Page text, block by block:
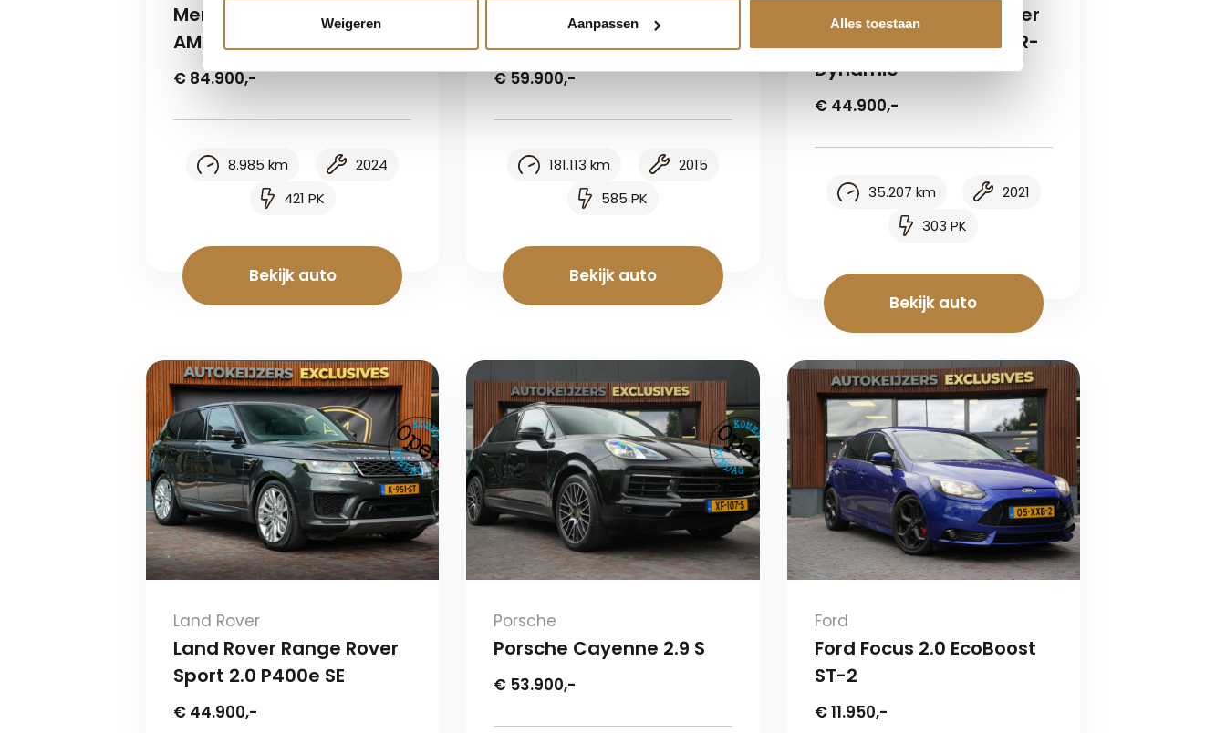
Weigeren Aanpassen Alles toestaan
Mercedes-Benz C-Klasse
AMG 43 4MATIC
€ 84.900,-
8.985 km
2024
421 PK
Bekijk auto
Mercedes-Benz S-Klasse
AMG 63 4Matic Lang
€ 59.900,-
181.113 km
2015
585 PK
Bekijk auto
Land Rover Range Rover
Evoque 2.0 P300 AWD R-
Dynamic
€ 44.900,-
35.207 km
2021
303 PK
Bekijk auto
Land Rover
Land Rover Range Rover
Sport 2.0 P400e SE
€ 44.900,-
Porsche
Porsche Cayenne 2.9 S
€ 53.900,-
Ford
Ford Focus 2.0 EcoBoost
ST-2
€ 11.950,-